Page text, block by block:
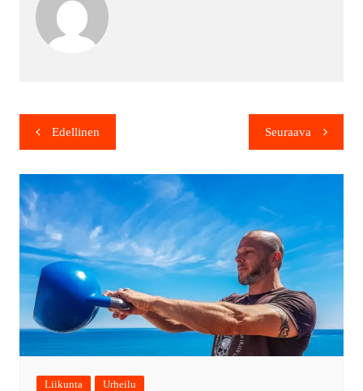
Edellinen Seuraava
Liikunta Urheilu